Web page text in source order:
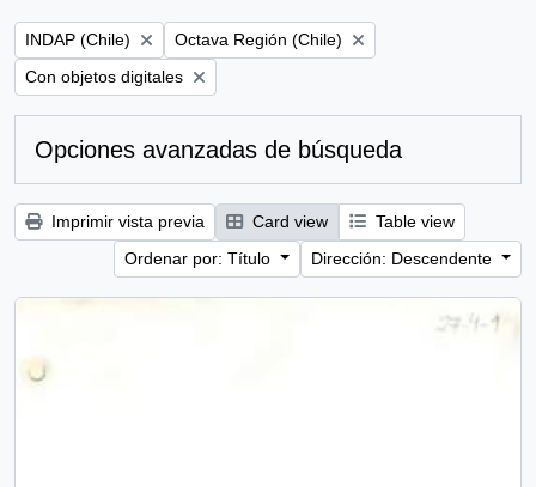
Remove filter:
INDAP (Chile) Remove filter:
Octava Región (Chile)
Remove filter:
Con objetos digitales
Opciones avanzadas de búsqueda
Imprimir vista previa Card view
Table view
Ordenar por: Título
Dirección: Descendente